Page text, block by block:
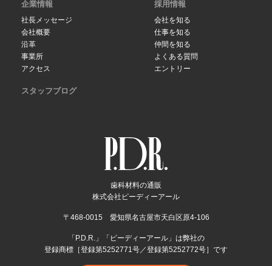
歯科材料の通販
株式会社ピーディーアール
〒468-0015 愛知県名古屋市天白区原4-106
「P.D.R.」「ピーディーアール」は弊社の
登録商標［登録第5252771号／登録第5252772号］です
企業情報
社長メッセージ
会社概要
沿革
事業所
アクセス
採用情報
会社を知る
仕事を知る
仲間を知る
よくある質問
エントリー
スタッフブログ